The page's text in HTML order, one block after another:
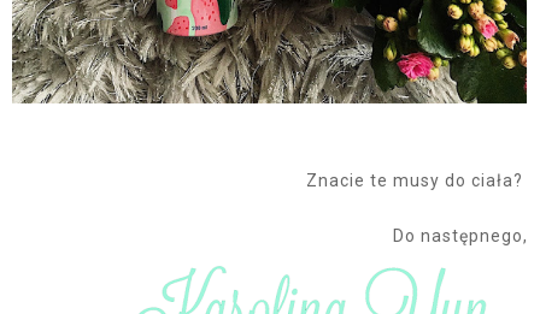
Znacie te musy do ciała?
Do następnego,